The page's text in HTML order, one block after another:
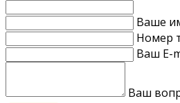
Ваше
Номер
Ваш E-
Ваш